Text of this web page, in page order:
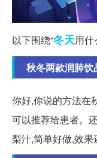
以下围绕“冬天用什
秋冬两款润肺饮
你好,你说的方法在
可以推荐给患者。
梨汁,简单好做,效果